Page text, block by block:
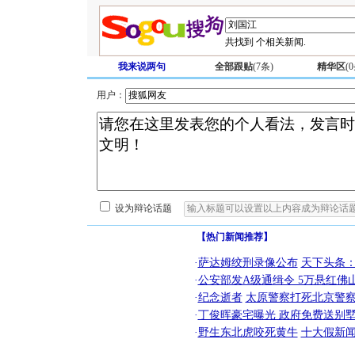
共找到 个相关新闻.
我来说两句 全部跟贴(7条) 精华区(0
用户：
设为辩论话题
【热门新闻推荐】
·萨达姆绞刑录像公布 天下头条
·公安部发A级通缉令 5万悬红佛
·纪念逝者 太原警察打死北京警
·丁俊晖豪宅曝光 政府免费送别
·野生东北虎咬死黄牛 十大假新